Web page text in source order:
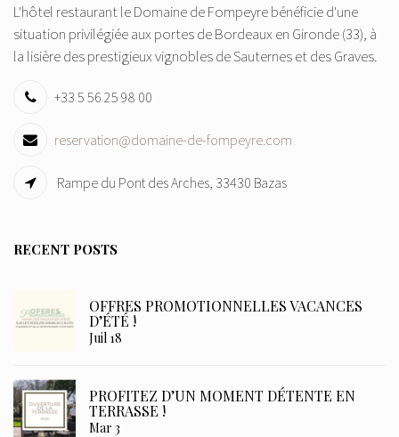
L'hôtel restaurant le Domaine de Fompeyre bénéficie d'une
situation privilégiée aux portes de Bordeaux en Gironde (33), à
la lisière des prestigieux vignobles de Sauternes et des Graves.
+33 5 56 25 98 00
reservation@domaine-de-fompeyre.com
Rampe du Pont des Arches, 33430 Bazas
RECENT POSTS
OFFRES PROMOTIONNELLES VACANCES
D’ÉTÉ !
Juil 18
PROFITEZ D’UN MOMENT DÉTENTE EN
TERRASSE !
Mar 3